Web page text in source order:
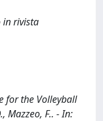
in rivista
for the Volleyball
Mazzeo, F.. - In: